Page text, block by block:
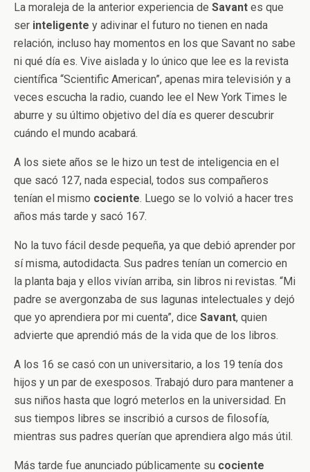
La moraleja de la anterior experiencia de Savant es que
ser inteligente y adivinar el futuro no tienen en nada
relación, incluso hay momentos en los que Savant no sabe
ni qué día es. Vive aislada y lo único que lee es la revista
científica “Scientific American”, apenas mira televisión y a
veces escucha la radio, cuando lee el New York Times le
aburre y su último objetivo del día es querer descubrir
cuándo el mundo acabará.
A los siete años se le hizo un test de inteligencia en el
que sacó 127, nada especial, todos sus compañeros
tenían el mismo cociente. Luego se lo volvió a hacer tres
años más tarde y sacó 167.
No la tuvo fácil desde pequeña, ya que debió aprender por
sí misma, autodidacta. Sus padres tenían un comercio en
la planta baja y ellos vivían arriba, sin libros ni revistas. “Mi
padre se avergonzaba de sus lagunas intelectuales y dejó
que yo aprendiera por mi cuenta”, dice Savant, quien
advierte que aprendió más de la vida que de los libros.
A los 16 se casó con un universitario, a los 19 tenía dos
hijos y un par de exesposos. Trabajó duro para mantener a
sus niños hasta que logró meterlos en la universidad. En
sus tiempos libres se inscribió a cursos de filosofía,
mientras sus padres querían que aprendiera algo más útil.
Más tarde fue anunciado públicamente su cociente